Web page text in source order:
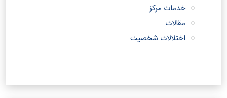
خدمات مرکز
مقالات
اختلالات شخصیت